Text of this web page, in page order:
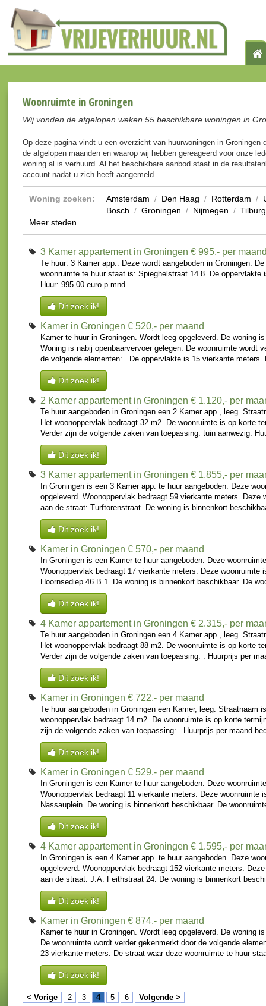
Woonruimte in Groningen
Wij vonden de afgelopen weken 55 beschikbare woningen in
Op deze pagina vindt u een overzicht van huurwoningen in Groningen
de afgelopen maanden en waarop wij hebben gereageerd voor onze
woning al is verhuurd. Al het beschikbare aanbod staat in de
account nadat u zich heeft aangemeld.
Woning zoeken: Amsterdam / Den Haag / Rotterdam /
Bosch / Groningen / Nijmegen / Tilburg
Meer steden....
3 Kamer appartement in Groningen € 995,- per
Te huur: 3 Kamer app.. Deze wordt aangeboden in Groningen.
woonruimte te huur staat is: Spieghelstraat 14 8. De oppervlakte
Huur: 995.00 euro p.mnd.....
Dit zoek ik!
Kamer in Groningen € 520,- per maand
Kamer te huur in Groningen. Wordt leeg opgeleverd. De woning
Woning is nabij openbaarvervoer gelegen. De woonruimte wordt
de volgende elementen: . De oppervlakte is 15 vierkante meters.
Dit zoek ik!
2 Kamer appartement in Groningen € 1.120,- per
Te huur aangeboden in Groningen een 2 Kamer app., leeg.
Het woonoppervlak bedraagt 32 m2. De woonruimte is op korte
Verder zijn de volgende zaken van toepassing: tuin aanwezig.
Dit zoek ik!
3 Kamer appartement in Groningen € 1.855,- per
In Groningen is een 3 Kamer app. te huur aangeboden. Deze
opgeleverd. Woonoppervlak bedraagt 59 vierkante meters. Deze
aan de straat: Turftorenstraat. De woning is binnenkort
Dit zoek ik!
Kamer in Groningen € 570,- per maand
In Groningen is een Kamer te huur aangeboden. Deze
Woonoppervlak bedraagt 17 vierkante meters. Deze woonruimte
Hoornsediep 46 B 1. De woning is binnenkort beschikbaar. De
Dit zoek ik!
4 Kamer appartement in Groningen € 2.315,- per
Te huur aangeboden in Groningen een 4 Kamer app., leeg.
Het woonoppervlak bedraagt 88 m2. De woonruimte is op korte
Verder zijn de volgende zaken van toepassing: . Huurprijs per
Dit zoek ik!
Kamer in Groningen € 722,- per maand
Te huur aangeboden in Groningen een Kamer, leeg. Straatnaam
woonoppervlak bedraagt 14 m2. De woonruimte is op korte
zijn de volgende zaken van toepassing: . Huurprijs per maand
Dit zoek ik!
Kamer in Groningen € 529,- per maand
In Groningen is een Kamer te huur aangeboden. Deze
Woonoppervlak bedraagt 11 vierkante meters. Deze woonruimte
Nassauplein. De woning is binnenkort beschikbaar. De
Dit zoek ik!
4 Kamer appartement in Groningen € 1.595,- per
In Groningen is een 4 Kamer app. te huur aangeboden. Deze
opgeleverd. Woonoppervlak bedraagt 152 vierkante meters.
aan de straat: J.A. Feithstraat 24. De woning is binnenkort
Dit zoek ik!
Kamer in Groningen € 874,- per maand
Kamer te huur in Groningen. Wordt leeg opgeleverd. De woning
De woonruimte wordt verder gekenmerkt door de volgende
23 vierkante meters. De straat waar deze woonruimte te huur
Dit zoek ik!
< Vorige 2 3 4 5 6 Volgende >